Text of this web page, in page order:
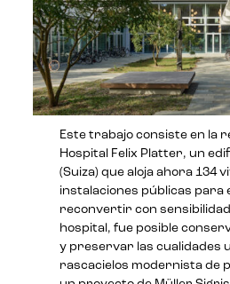
Este trabajo consiste en la
Hospital Felix Platter, un
(Suiza) que aloja ahora 134
instalaciones públicas para
reconvertir con
hospital, fue posible
y preservar las cualidades
rascacielos modernista de